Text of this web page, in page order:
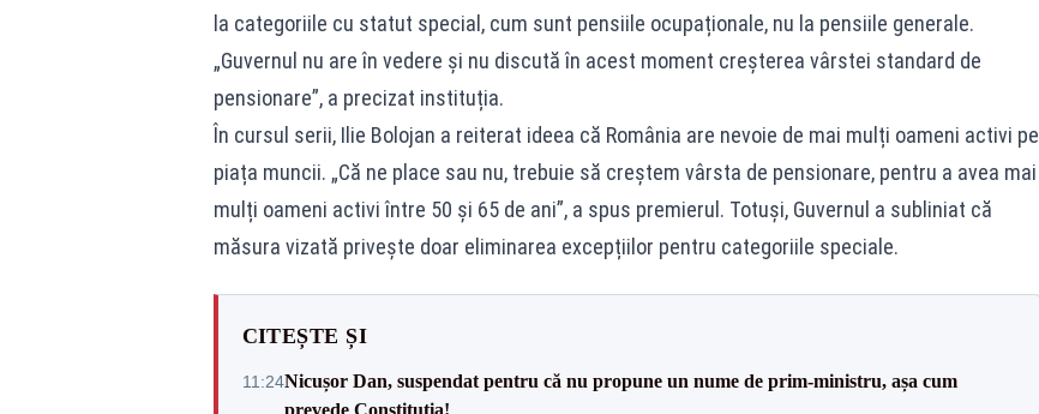
la categoriile cu statut special, cum sunt pensiile ocupaționale, nu la pensiile generale.
„Guvernul nu are în vedere și nu discută în acest moment creșterea vârstei standard de
pensionare”, a precizat instituția.
În cursul serii, Ilie Bolojan a reiterat ideea că România are nevoie de mai mulți oameni activi pe
piața muncii. „Că ne place sau nu, trebuie să creștem vârsta de pensionare, pentru a avea mai
mulți oameni activi între 50 și 65 de ani”, a spus premierul. Totuși, Guvernul a subliniat că
măsura vizată privește doar eliminarea excepțiilor pentru categoriile speciale.
CITEȘTE ȘI
11:24Nicușor Dan, suspendat pentru că nu propune un nume de prim-ministru, așa cum
prevede Constituția!